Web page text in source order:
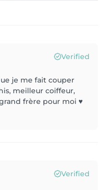
Verified
je me fait couper
meilleur coiffeur,
frère pour moi ♥️
Verified